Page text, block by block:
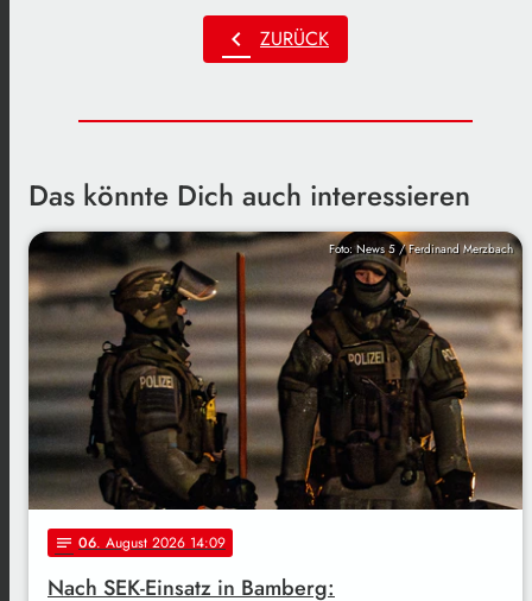
chevron_left ZURÜCK
Das könnte Dich auch interessieren
Foto: News 5 / Ferdinand Merzbach
notes 06. August 2026 14:09
Nach SEK-Einsatz in Bamberg: